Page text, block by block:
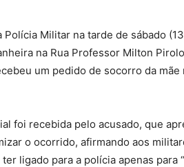
Militar na tarde de sábado
na Rua Professor Milton
um pedido de socorro da mãe
foi recebida pelo acusado, que
o ocorrido, afirmando aos
ligado para a polícia apenas para